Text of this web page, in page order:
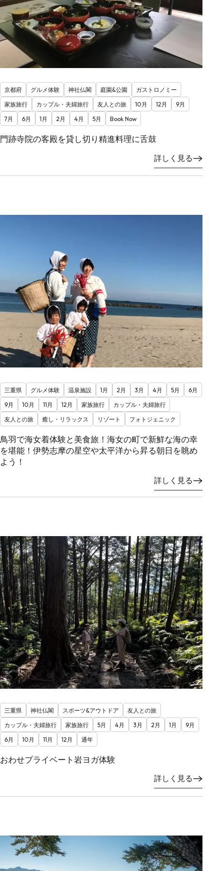
京都府 グルメ体験 神社仏閣 庭園&公園
ガストロノミー
家族旅行
カップル・夫婦旅行 友人との旅 10月 12月
9月
7月
6月 1月 2月 4月 5月 Book Now
門跡寺院の客殿を貸し切り精進料理に舌鼓
詳しく見る
三重県 グルメ体験 温泉施設 1月 2月 3月 4月 5月
6月
9月
10月 11月 12月 家族旅行
カップル・夫婦旅行
友人との旅
癒し・リラックス リゾート フォトジェニック
鳥羽で海女着体験と美食旅！海女の町で新鮮な海の幸
を堪能！伊勢志摩の星空や太平洋から昇る朝日を眺め
よう！
詳しく見る
三重県 神社仏閣 スポーツ&アウトドア
友人との旅
カップル・夫婦旅行
家族旅行 5月 4月 3月 2月 1月
9月
6月
10月 11月 12月 通年
おわせプライベート岩ヨガ体験
詳しく見る